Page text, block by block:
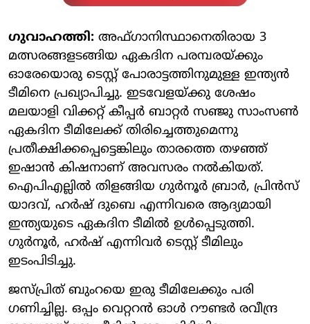
ഗുവാഹത്തി: അഫ്ഗാനിസ്ഥാനെതിരായ 3
മത്സരങ്ങളടങ്ങിയ ഏകദിന പരമ്പരയ്ക്കും
ഓരേയൊരു ടെസ്റ്റ് പോരാട്ടത്തിനുമുള്ള ഇന്ത്യന്‍
ടീമിനെ പ്രഖ്യാപിച്ചു. ഇടവേളയ്ക്കു ശേഷം
മലയാളി വിക്കറ്റ് കീപ്പര്‍ ബാറ്റര്‍ സഞ്ജു സാംസണ്‍
ഏകദിന ടീമിലേക്ക് തിരിച്ചെത്തുമെന്നു
പ്രതീക്ഷിക്കപ്പെട്ടെങ്കിലും താരത്തെ തഴഞ്ഞ്
ഇഷാന്‍ കിഷനാണ് അവസരം നല്‍കിയത്.
ഐപിഎല്ലില്‍ തിളങ്ങിയ ഗുര്‍നൂര്‍ ബ്രാര്‍, പ്രിന്‍സ്
യാദവ്, ഹര്‍ഷ് ദുബെ എന്നിവരെ ആദ്യമായി
ഇന്ത്യയുടെ ഏകദിന ടീമില്‍ ഉള്‍പ്പെടുത്തി.
ഗുര്‍നൂര്‍, ഹര്‍ഷ് എന്നിവര്‍ ടെസ്റ്റ് ടീമിലും
ഇടംപിടിച്ചു.
ജസ്പ്രിത് ബുംറയെ ഇരു ടീമിലേക്കും പരി​
ഗണിച്ചില്ല. ഒപ്പം വെറ്ററൻ ഓൾ റൗണ്ടർ രവീന്ദ്ര